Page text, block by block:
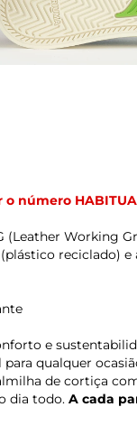
número
(Leather Working
reciclado)
e
qualquer
de cortiça
dia todo. A cada